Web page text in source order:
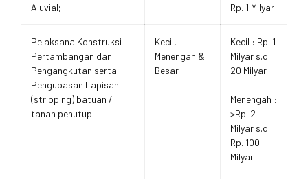
Aluvial;
Rp. 1 Milyar
Pelaksana Konstruksi
Pertambangan dan
Pengangkutan serta
Pengupasan Lapisan
(stripping) batuan /
tanah penutup.
Kecil,
Menengah &
Besar
Kecil : Rp. 1
Milyar s.d.
20 Milyar
Menengah :
>Rp. 2
Milyar s.d.
Rp. 100
Milyar